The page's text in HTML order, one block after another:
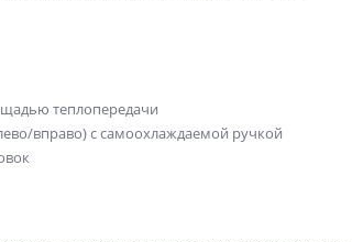
теплопередачи
вправо) с самоохлаждаемой ручкой